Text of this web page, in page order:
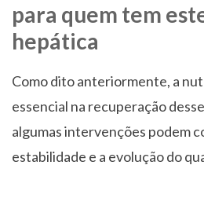
para quem tem
hepática
Como dito anteriormente, a
essencial na recuperação
algumas intervenções podem
estabilidade e a evolução do